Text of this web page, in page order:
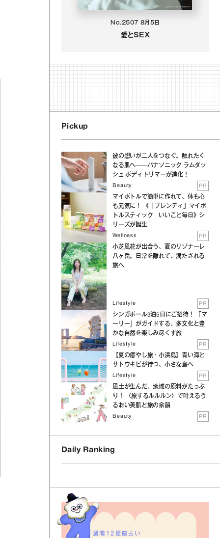
No.2507 8月5日
愛とSEX
Pickup
彼の想いが二人をつなぐ。触れたく
なる肌へ──パナソニック ラムダッ
シュ ボディトリマーが進化！
Beauty PR
マイボトルで簡単に作れて、体も心
も元気に！ 《「ブレンディ」マイボ
トルスティック いいこと毎日》シ
リーズが誕生
Wellness PR
小芝風花が出合う、夏のリゾナーレ
八ヶ岳。日常を離れて、満たされる
旅へ
Lifestyle PR
シンガポール3泊5日にご招待！ 「マ
ーリー」がガイドする、多文化と豊
かな自然を楽しみ尽くす旅
Lifestyle PR
【夏の癒やし旅・小浜島】青い海と
サトウキビが待つ、小さな島へ
Lifestyle PR
風土が生んだ、地域の原料がたっぷ
り！ 〈旅するルルルン〉で叶えるう
るおい美肌と旅の余韻
Beauty PR
Daily Ranking
週間12星座占い